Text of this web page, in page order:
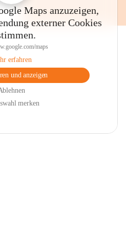
Maps anzuzeigen,
externer Cookies
maps
erfahren
und anzeigen
merken